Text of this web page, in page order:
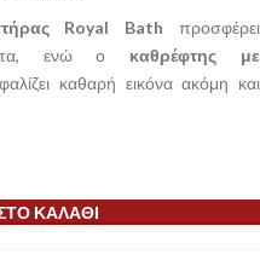
Royal Bath προσφέρει
ενώ ο καθρέφτης με
καθαρή εικόνα ακόμη και
ΚΑΛΆΘΙ